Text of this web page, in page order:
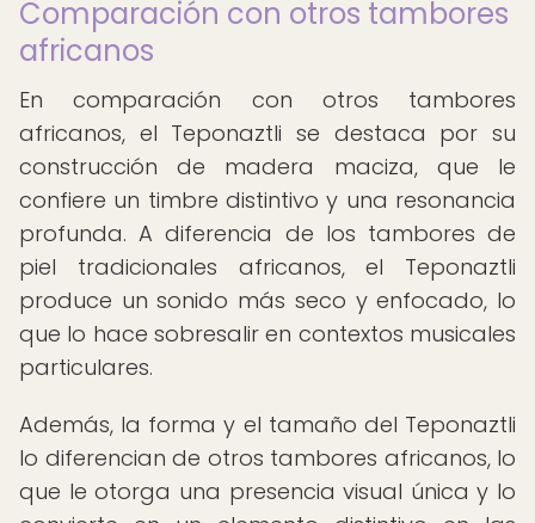
Comparación con otros tambores
africanos
En comparación con otros tambores
africanos, el Teponaztli se destaca por su
construcción de madera maciza, que le
confiere un timbre distintivo y una resonancia
profunda. A diferencia de los tambores de
piel tradicionales africanos, el Teponaztli
produce un sonido más seco y enfocado, lo
que lo hace sobresalir en contextos musicales
particulares.
Además, la forma y el tamaño del Teponaztli
lo diferencian de otros tambores africanos, lo
que le otorga una presencia visual única y lo